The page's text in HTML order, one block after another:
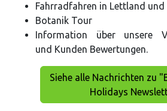
Fahrradfahren in Lettland und
Botanik Tour
Information über unsere
und Kunden Bewertungen.
Siehe alle Nachrichten zu
Holidays